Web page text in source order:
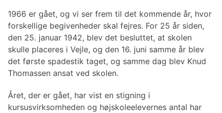
1966 er gået, og vi ser frem til det kommende år, hvor
forskellige begivenheder skal fejres. For 25 år siden,
den 25. januar 1942, blev det besluttet, at skolen
skulle placeres i Vejle, og den 16. juni samme år blev
det første spadestik taget, og samme dag blev Knud
Thomassen ansat ved skolen.
Året, der er gået, har vist en stigning i
kursusvirksomheden og højskoleelevernes antal har